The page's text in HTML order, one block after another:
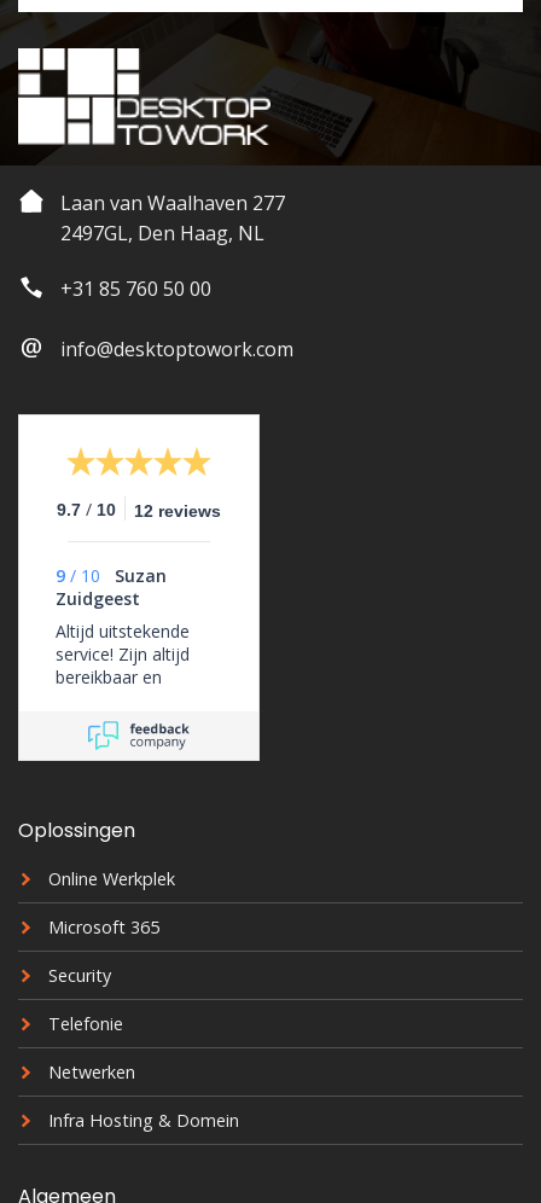
Laan van Waalhaven 277
2497GL, Den Haag, NL
+31 85 760 50 00
info@desktoptowork.com
9.7 / 10 12 reviews
9 / 10
Suzan
Zuidgeest
Altijd uitstekende
service! Zijn altijd
bereikbaar en
erg goed.
Oplossingen
Online Werkplek
Microsoft 365
Security
Telefonie
Netwerken
Infra Hosting & Domein
Algemeen